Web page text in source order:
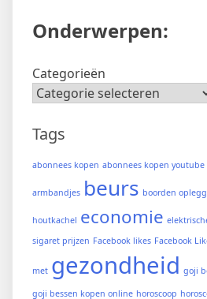
Onderwerpen:
Categorieën
Tags
abonnees kopen abonnees kopen youtube
armbandjes beurs boorden
houtkachel economie
sigaret prijzen Facebook likes Facebook
met gezondheid goji
goji bessen kopen online horoscoop